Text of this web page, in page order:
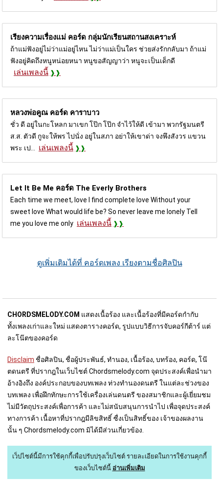
เรียงความเรื่องแม่ คอร์ด กลุ่มนักเรียนสถานสงเคราะห์
ถ้าแม่ฟังอยู่ไม่ว่าแม่อยู่ไหน ไม่ว่าแม่เป็นใคร ช่วยส่งรักกลับมา ถ้าแม่
ฟังอยู่คิดถึงหนูหน่อยหนา หนูขอสัญญาว่า หนูจะเป็นเด็กดี
เล่นเพลงนี้
หลวงพ่อคูณ คอร์ด คาราบาว
ชั่ว ดี อยู่ในกะโหลก มาเขก โป๊ก โป๊ก จำไว้ให้ดี เข้ามา พวกรัฐมนตรี
ส.ส. ตัวดี กูจะให้พร ไปนั่ง อยู่ในสภา อย่าให้เขาด่า จงพึงสังวร แขวน
พระ เป...
เล่นเพลงนี้
Let It Be Me คอร์ด The Everly Brothers
Each time we meet, love I find complete love Without your
sweet love What would life be? So never leave me lonely Tell
me you love me only เล่นเพลงนี้
ดูเพิ่มเติมได้ที่ คอร์ดเพลง เรียงตามชื่อศิลปิน
CHORDSMELODY.COM แสดงเนื้อร้อง และเนื้อร้องที่มีคอร์ดกำกับ
ทั้งเพลงเก่าและใหม่ แสดงตารางคอร์ด, รูปแบบวิธีการจับคอร์กีต้าร์ แต่
ละโน๊ตของคอร์ด
Disclaim ชื่อศิลปิน, ชื่อผู้ประพันธ์, ทำนอง, เนื้อร้อง, บทร้อง, คอร์ด, โน๊
ตดนตรี ที่ปรากฎในเว็บไชต์ Chordsmelody.com จุดประสงค์เพื่อนำมา
อ้างอิงถึง องค์ประกอบของบทเพลง ท่วงทำนองดนตรี ในแต่ละช่วงของ
บทเพลง เพื่อฝึกทักษะการใช้เครื่องเล่นดนตรี ของสมาชิกและผู้เยี่ยมชม
ไม่มีวัตถุประสงค์เพื่อการค้า และไม่สนับสนุนการนำไป เพื่อจุดประสงค์
ทางการค้า เนื้อหาที่ปรากฎมีลิขสิทธิ์ ซื่งเป็นสิทธิ์ของ เจ้าของผลงาน
นั้น ๆ Chordsmelody.com มิได้มีส่วนเกี่ยวข้อง.
เว็ปไซต์นี้มีการใช้คุกกี้เพื่อปรับปรุงเว็บไซต์ รายละเอียดในการใช้งานคุกกี้
ของเว็บไซต์นี้ อ่านเพิ่มเติม